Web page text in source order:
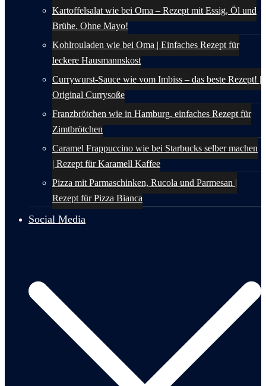
Kartoffelsalat wie bei Oma – Rezept mit Essig, Öl und
Brühe. Ohne Mayo!
Kohlrouladen wie bei Oma | Einfaches Rezept für
leckere Hausmannskost
Currywurst-Sauce wie vom Imbiss – das beste Rezept! |
Original Currysoße
Franzbrötchen wie in Hamburg, einfaches Rezept für
Zimtbrötchen
Caramel Frappuccino wie bei Starbucks selber machen
| Rezept für Karamell Kaffee
Pizza mit Parmaschinken, Rucola und Parmesan |
Rezept für Pizza Bianca
Social Media